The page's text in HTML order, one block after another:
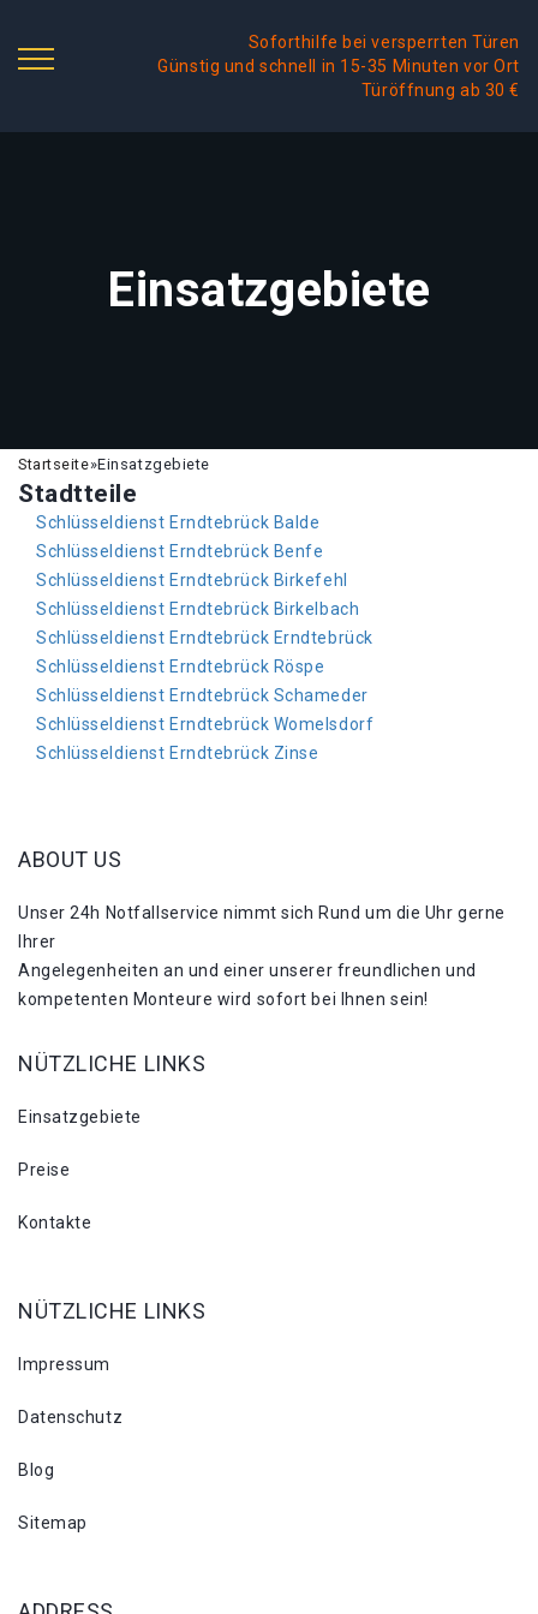
Soforthilfe bei versperrten Türen
Günstig und schnell in 15-35 Minuten vor Ort
Türöffnung ab 30 €
Einsatzgebiete
Startseite»Einsatzgebiete
Stadtteile
Schlüsseldienst Erndtebrück Balde
Schlüsseldienst Erndtebrück Benfe
Schlüsseldienst Erndtebrück Birkefehl
Schlüsseldienst Erndtebrück Birkelbach
Schlüsseldienst Erndtebrück Erndtebrück
Schlüsseldienst Erndtebrück Röspe
Schlüsseldienst Erndtebrück Schameder
Schlüsseldienst Erndtebrück Womelsdorf
Schlüsseldienst Erndtebrück Zinse
ABOUT US
Unser 24h Notfallservice nimmt sich Rund um die Uhr gerne
Ihrer
Angelegenheiten an und einer unserer freundlichen und
kompetenten Monteure wird sofort bei Ihnen sein!
NÜTZLICHE LINKS
Einsatzgebiete
Preise
Kontakte
NÜTZLICHE LINKS
Impressum
Datenschutz
Blog
Sitemap